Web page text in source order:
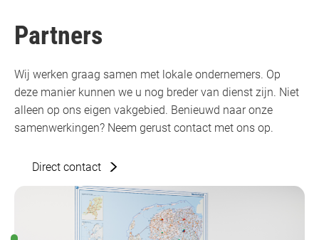
Partners
Wij werken graag samen met lokale ondernemers. Op
deze manier kunnen we u nog breder van dienst zijn. Niet
alleen op ons eigen vakgebied. Benieuwd naar onze
samenwerkingen? Neem gerust contact met ons op.
Direct contact